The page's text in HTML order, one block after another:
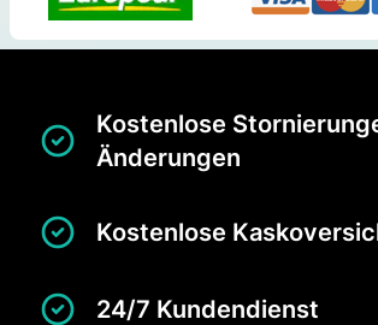
Kostenlose
Änderungen
Kostenlose
24/7 Kundendienst